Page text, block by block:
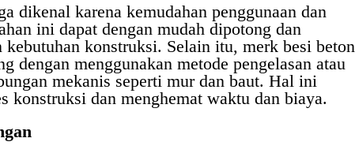
dikenal karena kemudahan penggunaan dan
ini dapat dengan mudah dipotong dan
kebutuhan konstruksi. Selain itu, merk besi beton
dengan menggunakan metode pengelasan atau
mekanis seperti mur dan baut. Hal ini
konstruksi dan menghemat waktu dan biaya.